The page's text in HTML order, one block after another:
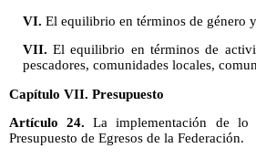
VI. El equilibrio en términos de género
VII. El equilibrio en términos de
pescadores, comunidades locales,
Capítulo VII. Presupuesto
Artículo 24. La implementación de lo
Presupuesto de Egresos de la Federación.